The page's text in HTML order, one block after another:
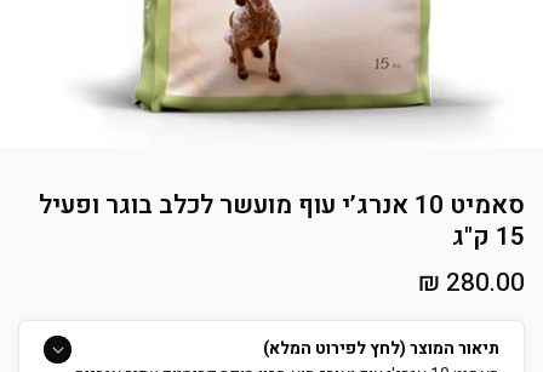
סאמיט 10 אנרג’י עוף מועשר לכלב בוגר ופעיל
15 ק"ג
מחיר
רגיל
280.00 ₪
תיאור המוצר (לחץ לפירוט המלא)